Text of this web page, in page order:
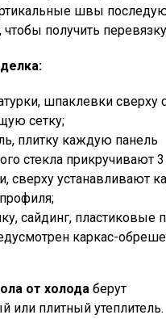
швы
получить
шпаклевки сверху
сетку;
плитку каждую панель
стекла прикручивают
сверху устанавливают
сайдинг, пластиковые
каркас-
от холода берут
или плитный утеплитель.